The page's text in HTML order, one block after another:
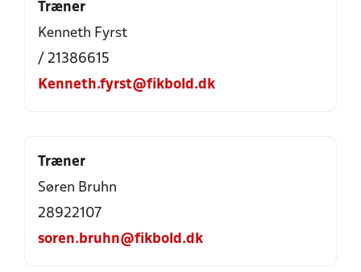
Træner
Kenneth Fyrst
/ 21386615
Kenneth.fyrst@fikbold.dk
Træner
Søren Bruhn
28922107
soren.bruhn@fikbold.dk